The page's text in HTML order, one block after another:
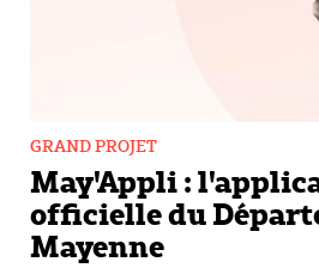
May'Appli :
officielle du
Mayenne
GRAND PROJET